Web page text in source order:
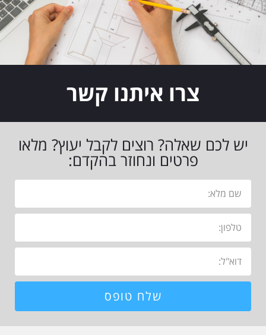
צרו איתנו קשר
יש לכם שאלה? רוצים לקבל יעוץ? מלאו
פרטים ונחוזר בהקדם:
שלח טופס